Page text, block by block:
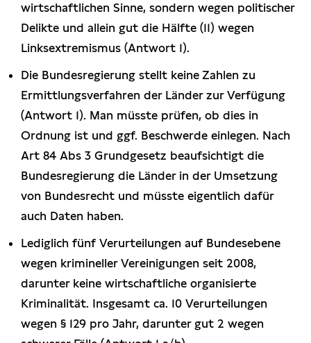
wirtschaftlichen Sinne, sondern wegen politischer
Delikte und allein gut die Hälfte (11) wegen
Linksextremismus (Antwort 1).
Die Bundesregierung stellt keine Zahlen zu
Ermittlungsverfahren der Länder zur Verfügung
(Antwort 1). Man müsste prüfen, ob dies in
Ordnung ist und ggf. Beschwerde einlegen. Nach
Art 84 Abs 3 Grundgesetz beaufsichtigt die
Bundesregierung die Länder in der Umsetzung
von Bundesrecht und müsste eigentlich dafür
auch Daten haben.
Lediglich fünf Verurteilungen auf Bundesebene
wegen krimineller Vereinigungen seit 2008,
darunter keine wirtschaftliche organisierte
Kriminalität. Insgesamt ca. 10 Verurteilungen
wegen § 129 pro Jahr, darunter gut 2 wegen